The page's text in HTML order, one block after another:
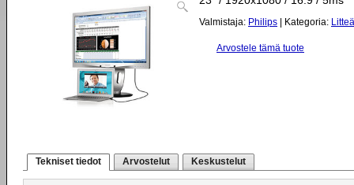
Valmistaja: Philips | Kategoria:
Arvostele tämä tuote
Tekniset tiedot Arvostelut Keskustelut